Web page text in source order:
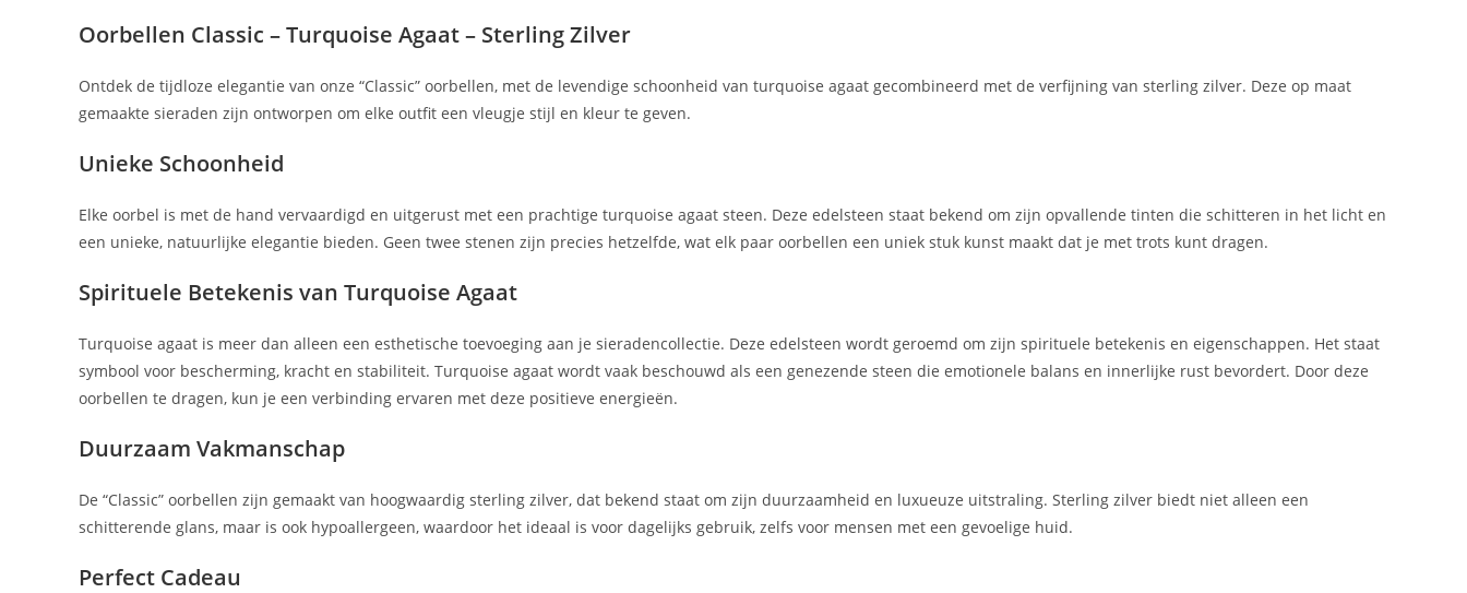
Oorbellen Classic – Turquoise Agaat – Sterling Zilver
Ontdek de tijdloze elegantie van onze “Classic” oorbellen, met de levendige schoonheid van turquoise agaat gecombineerd met de verfijning van sterling zilver. Deze op maat
gemaakte sieraden zijn ontworpen om elke outfit een vleugje stijl en kleur te geven.
Unieke Schoonheid
Elke oorbel is met de hand vervaardigd en uitgerust met een prachtige turquoise agaat steen. Deze edelsteen staat bekend om zijn opvallende tinten die schitteren in het licht en
een unieke, natuurlijke elegantie bieden. Geen twee stenen zijn precies hetzelfde, wat elk paar oorbellen een uniek stuk kunst maakt dat je met trots kunt dragen.
Spirituele Betekenis van Turquoise Agaat
Turquoise agaat is meer dan alleen een esthetische toevoeging aan je sieradencollectie. Deze edelsteen wordt geroemd om zijn spirituele betekenis en eigenschappen. Het staat
symbool voor bescherming, kracht en stabiliteit. Turquoise agaat wordt vaak beschouwd als een genezende steen die emotionele balans en innerlijke rust bevordert. Door deze
oorbellen te dragen, kun je een verbinding ervaren met deze positieve energieën.
Duurzaam Vakmanschap
De “Classic” oorbellen zijn gemaakt van hoogwaardig sterling zilver, dat bekend staat om zijn duurzaamheid en luxueuze uitstraling. Sterling zilver biedt niet alleen een
schitterende glans, maar is ook hypoallergeen, waardoor het ideaal is voor dagelijks gebruik, zelfs voor mensen met een gevoelige huid.
Perfect Cadeau